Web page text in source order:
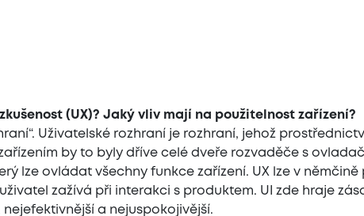
(UX)? Jaký vliv mají na použitelnost zařízení?
Uživatelské rozhraní je rozhraní, jehož
by to byly dříve celé dveře rozvaděče s
lze ovládat všechny funkce zařízení. UX lze v
zažívá při interakci s produktem. UI zde hraje
a nejuspokojivější.